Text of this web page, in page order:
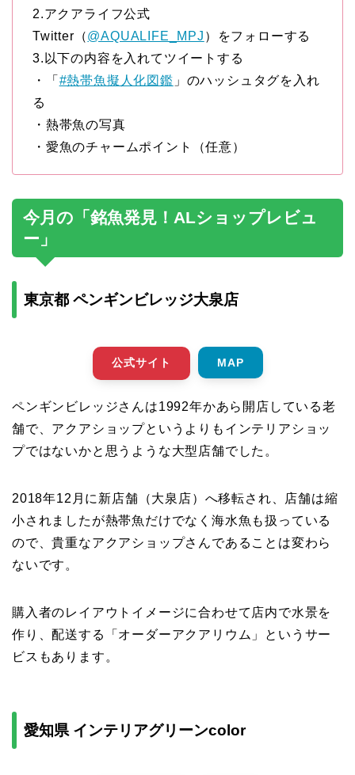
2.アクアライフ公式
Twitter（@AQUALIFE_MPJ ）をフォローする
3.以下の内容を入れてツイートする
・「 #熱帯魚擬人化図鑑 」のハッシュタグを入れ
る
・熱帯魚の写真
・愛魚のチャームポイント（任意）
今月の「銘魚発見！ALショップレビュ
ー」
東京都 ペンギンビレッジ大泉店
公式サイト MAP
ペンギンビレッジさんは1992年かあら開店している老
舗で、アクアショップというよりもインテリアショッ
プではないかと思うような大型店舗でした。
2018年12月に新店舗（大泉店）へ移転され、店舗は縮
小されましたが熱帯魚だけでなく海水魚も扱っている
ので、貴重なアクアショップさんであることは変わら
ないです。
購入者のレイアウトイメージに合わせて店内で水景を
作り、配送する「オーダーアクアリウム」というサー
ビスもあります。
愛知県 インテリアグリーンcolor